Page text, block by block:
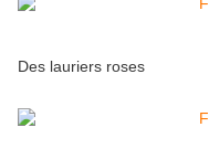
Des lauriers roses